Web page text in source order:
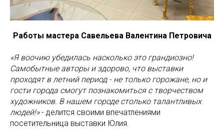
Работы мастера Савельева Валентина Петровича
«Я воочию убедилась насколько это грандиозно!
Самобытные авторы и здорово, что выставки
проходят в летний период - не только горожане, но и
гости города смогут познакомиться с творчеством
художников. В нашем городе столько талантливых
людей!»- делится своими впечатлениями
посетительница выставки Юлия.